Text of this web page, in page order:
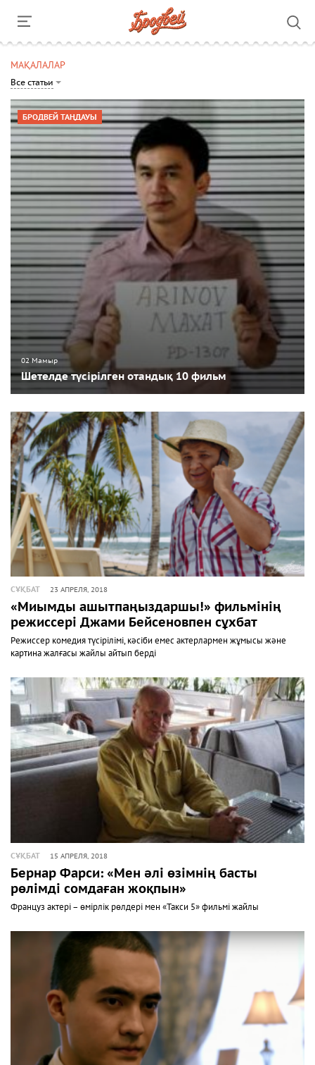
МАҚАЛАЛАР
Все статьи
БРОДВЕЙ ТАҢДАУЫ
02 Мамыр
Шетелде түсірілген отандық 10 фильм
СҰҚБАТ 23 АПРЕЛЯ, 2018
«Миымды ашытпаңыздаршы!» фильмінің
режиссері Джами Бейсеновпен сұхбат
Режиссер комедия түсірілімі, кәсіби емес актерлармен жұмысы және
картина жалғасы жайлы айтып берді
СҰҚБАТ 15 АПРЕЛЯ, 2018
Бернар Фарси: «Мен әлі өзімнің басты
рөлімді сомдаған жоқпын»
Француз актері – өмірлік рөлдері мен «Такси 5» фильмі жайлы